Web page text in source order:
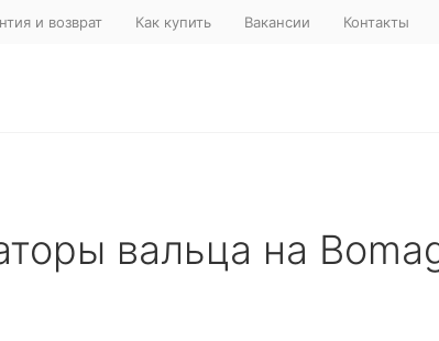
и возврат Как купить Вакансии Контакты
вальца на